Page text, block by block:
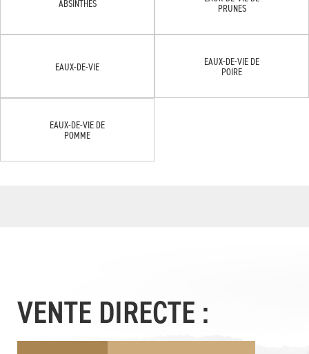
ABSINTHES
PRUNES
EAUX-DE-VIE
EAUX-DE-VIE DE
POIRE
EAUX-DE-VIE DE
POMME
VENTE DIRECTE :